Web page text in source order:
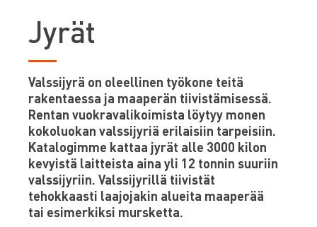
Jyrät
Valssijyrä on oleellinen työkone teitä
rakentaessa ja maaperän tiivistämisessä.
Rentan vuokravalikoimista löytyy monen
kokoluokan valssijyriä erilaisiin tarpeisiin.
Katalogimme kattaa jyrät alle 3000 kilon
kevyistä laitteista aina yli 12 tonnin suuriin
valssijyriin. Valssijyrillä tiivistät
tehokkaasti laajojakin alueita maaperää
tai esimerkiksi mursketta.